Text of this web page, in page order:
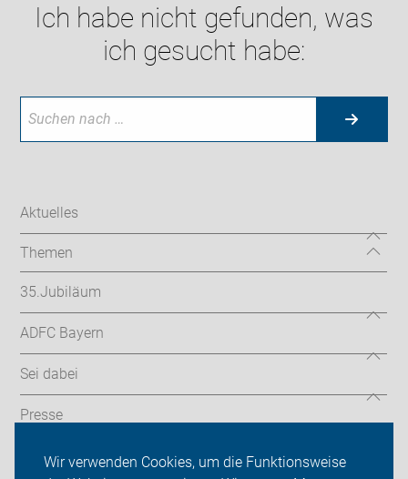
Wir verwenden Cookies, um die Funktionsweise
Ich habe nicht gefunden, was
ich gesucht habe:
Aktuelles
Themen
35.Jubiläum
ADFC Bayern
Sei dabei
Presse
Login